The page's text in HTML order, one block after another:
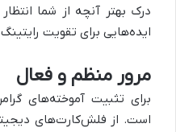
درک بهتر آنچه از شما
ایده‌هایی برای تقویت
مرور منظم و فعال
برای تثبیت آموخته‌های